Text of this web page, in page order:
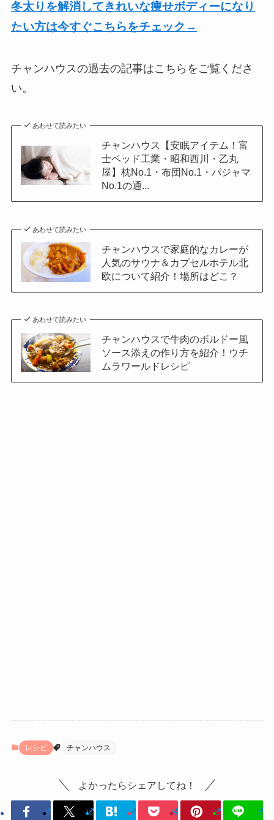
冬太りを解消してきれいな痩せボディーになり
たい方は今すぐこちらをチェック→
チャンハウスの過去の記事はこちらをご覧くださ
い。
あわせて読みたい
チャンハウス【安眠アイテム！富
士ベッド工業・昭和西川・乙丸
屋】枕No.1・布団No.1・パジャマ
No.1の通...
あわせて読みたい
チャンハウスで家庭的なカレーが
人気のサウナ＆カプセルホテル北
欧について紹介！場所はどこ？
あわせて読みたい
チャンハウスで牛肉のボルドー風
ソース添えの作り方を紹介！ウチ
ムラワールドレシピ
レシピ チャンハウス
よかったらシェアしてね！